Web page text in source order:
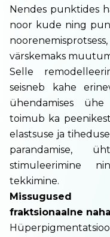
Nendes punktides
noor kude ning
värskemaks
Selle
seisneb kahe
ühendamises ühe
toimub ka
elastsuse ja
parandamise,
stimuleerimine
tekkimine.
Missugused
fraktsionaalne